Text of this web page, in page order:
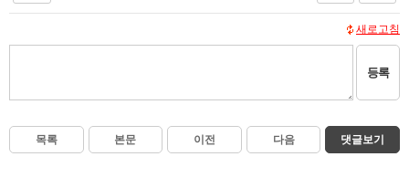
새로고침
등록
목록 본문 이전 다음 댓글보기